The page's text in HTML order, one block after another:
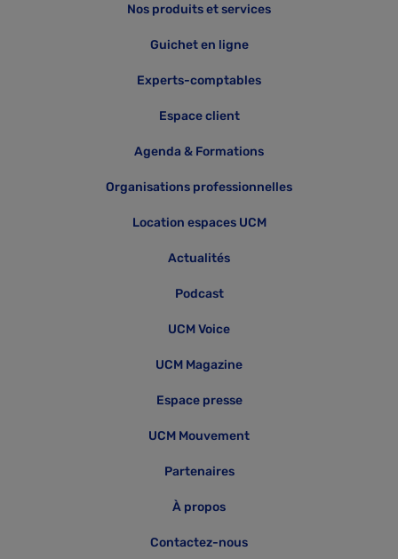
Je gère mon activité
J'engage
Je gère mon personnel
Nos produits et services
Guichet en ligne
Experts-comptables
Espace client
Agenda & Formations
Organisations professionnelles
Location espaces UCM
Actualités
Podcast
UCM Voice
UCM Magazine
Espace presse
UCM Mouvement
Partenaires
À propos
Contactez-nous